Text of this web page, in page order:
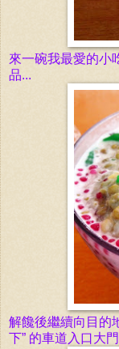
來一碗我最愛的小
品...
解饞後繼續向目的
下” 的車道 入口大門